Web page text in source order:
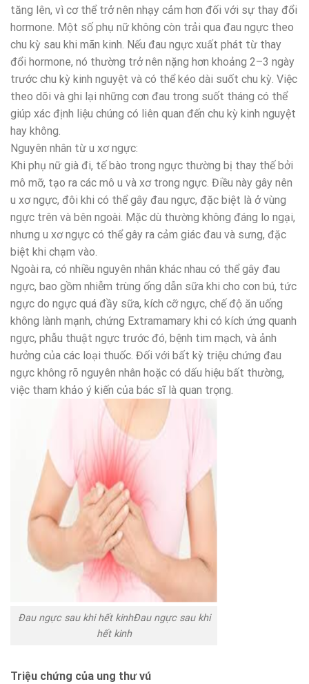
tăng lên, vì cơ thể trở nên nhạy cảm hơn đối với sự thay đổi
hormone. Một số phụ nữ không còn trải qua đau ngực theo
chu kỳ sau khi mãn kinh. Nếu đau ngực xuất phát từ thay
đổi hormone, nó thường trở nên nặng hơn khoảng 2–3 ngày
trước chu kỳ kinh nguyệt và có thể kéo dài suốt chu kỳ. Việc
theo dõi và ghi lại những cơn đau trong suốt tháng có thể
giúp xác định liệu chúng có liên quan đến chu kỳ kinh nguyệt
hay không.
Nguyên nhân từ u xơ ngực:
Khi phụ nữ già đi, tế bào trong ngực thường bị thay thế bởi
mô mỡ, tạo ra các mô u và xơ trong ngực. Điều này gây nên
u xơ ngực, đôi khi có thể gây đau ngực, đặc biệt là ở vùng
ngực trên và bên ngoài. Mặc dù thường không đáng lo ngại,
nhưng u xơ ngực có thể gây ra cảm giác đau và sưng, đặc
biệt khi chạm vào.
Ngoài ra, có nhiều nguyên nhân khác nhau có thể gây đau
ngực, bao gồm nhiễm trùng ống dẫn sữa khi cho con bú, tức
ngực do ngực quá đầy sữa, kích cỡ ngực, chế độ ăn uống
không lành mạnh, chứng Extramamary khi có kích ứng quanh
ngực, phẫu thuật ngực trước đó, bệnh tim mạch, và ảnh
hưởng của các loại thuốc. Đối với bất kỳ triệu chứng đau
ngực không rõ nguyên nhân hoặc có dấu hiệu bất thường,
việc tham khảo ý kiến của bác sĩ là quan trọng.
Đau ngực sau khi hết kinhĐau ngực sau khi
hết kinh
Triệu chứng của ung thư vú